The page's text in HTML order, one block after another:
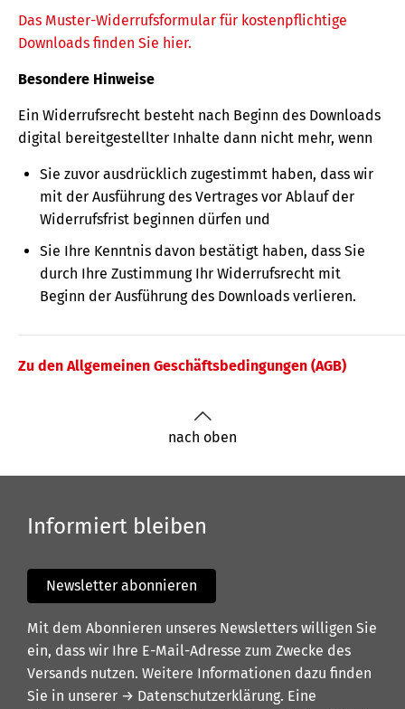
Das Muster-Widerrufsformular für kostenpflichtige
Downloads finden Sie hier.
Besondere Hinweise
Ein Widerrufsrecht besteht nach Beginn des Downloads
digital bereitgestellter Inhalte dann nicht mehr, wenn
Sie zuvor ausdrücklich zugestimmt haben, dass wir
mit der Ausführung des Vertrages vor Ablauf der
Widerrufsfrist beginnen dürfen und
Sie Ihre Kenntnis davon bestätigt haben, dass Sie
durch Ihre Zustimmung Ihr Widerrufsrecht mit
Beginn der Ausführung des Downloads verlieren.
Zu den Allgemeinen Geschäftsbedingungen (AGB)
nach oben
Informiert bleiben
Newsletter abonnieren
Mit dem Abonnieren unseres Newsletters willigen Sie
ein, dass wir Ihre E-Mail-Adresse zum Zwecke des
Versands nutzen. Weitere Informationen dazu finden
Sie in unserer → Datenschutzerklärung. Eine